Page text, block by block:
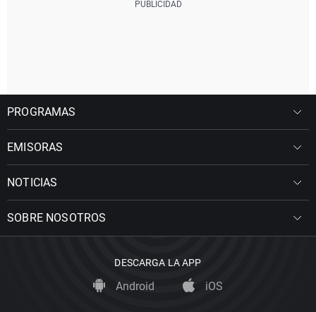
PROGRAMAS
EMISORAS
NOTICIAS
SOBRE NOSOTROS
DESCARGA LA APP
Android iOS